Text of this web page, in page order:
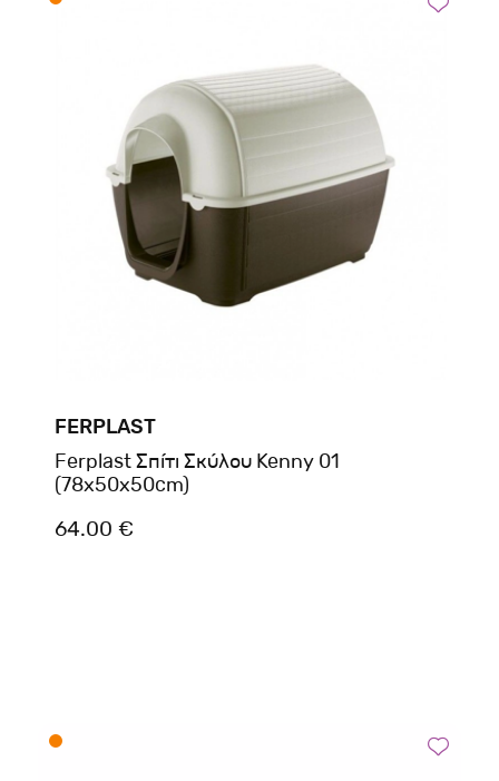
FERPLAST
Ferplast Σπίτι Σκύλου Kenny 01
(78x50x50cm)
64.00 €